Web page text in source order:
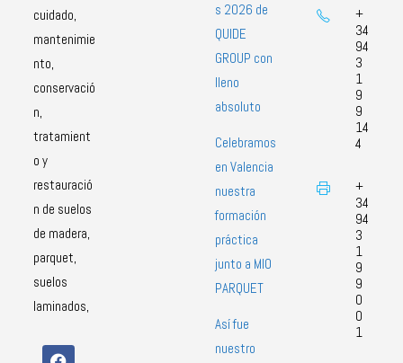
cuidado,
mantenimie
nto,
conservació
n,
tratamient
o y
restauració
n de suelos
de madera,
parquet,
suelos
laminados,
s 2026 de
QUIDE
GROUP con
lleno
absoluto
Celebramos
en Valencia
nuestra
formación
práctica
junto a MIO
PARQUET
Así fue
nuestro
+
34
94
3
1
9
9
14
4
+
34
94
3
1
9
9
0
0
1